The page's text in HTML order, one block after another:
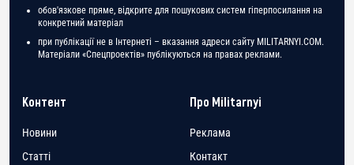
обов'язкове пряме, відкрите для пошукових систем гіперпосилання на
конкретний матеріал
при публікації не в Інтернеті – вказання адреси сайту MILITARNYI.COM.
Матеріали «Спецпроектів» публікуються на правах реклами.
Контент
Новини
Статті
Про Militarnyi
Реклама
Контакт